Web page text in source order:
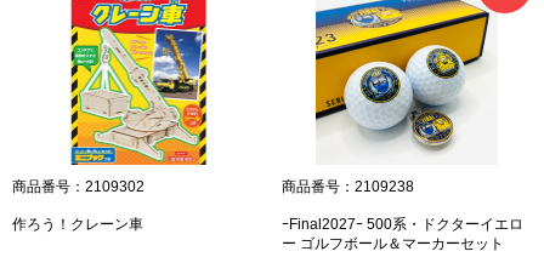
商品番号：2109302
作ろう！クレーン車
商品番号：2109238
ｰFinal2027ｰ 500系・ドクターイエロ
ー ゴルフボール＆マーカーセット